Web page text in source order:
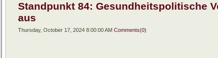
Standpunkt 84: Gesundheitspolitische
aus
Thursday, October 17, 2024 8:00:00 AM Comments(0)